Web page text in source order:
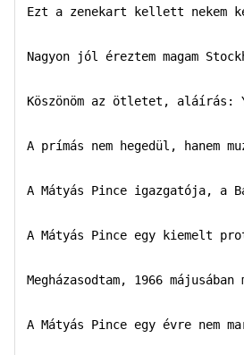
Ezt a zenekart kellett nekem
Nagyon jól éreztem magam
Köszönöm az ötletet, aláírás:
A prímás nem hegedül, hanem
A Mátyás Pince igazgatója, a
A Mátyás Pince egy kiemelt
Megházasodtam, 1966
A Mátyás Pince egy évre nem